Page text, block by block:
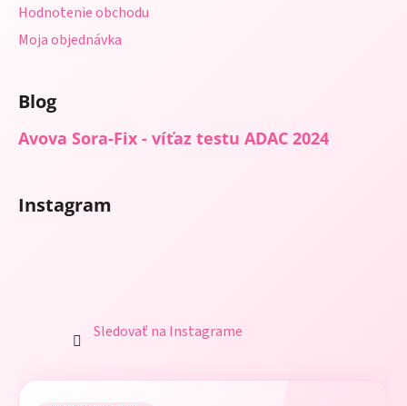
Hodnotenie obchodu
Moja objednávka
Blog
Avova Sora-Fix - víťaz testu ADAC 2024
Instagram
Sledovať na Instagrame